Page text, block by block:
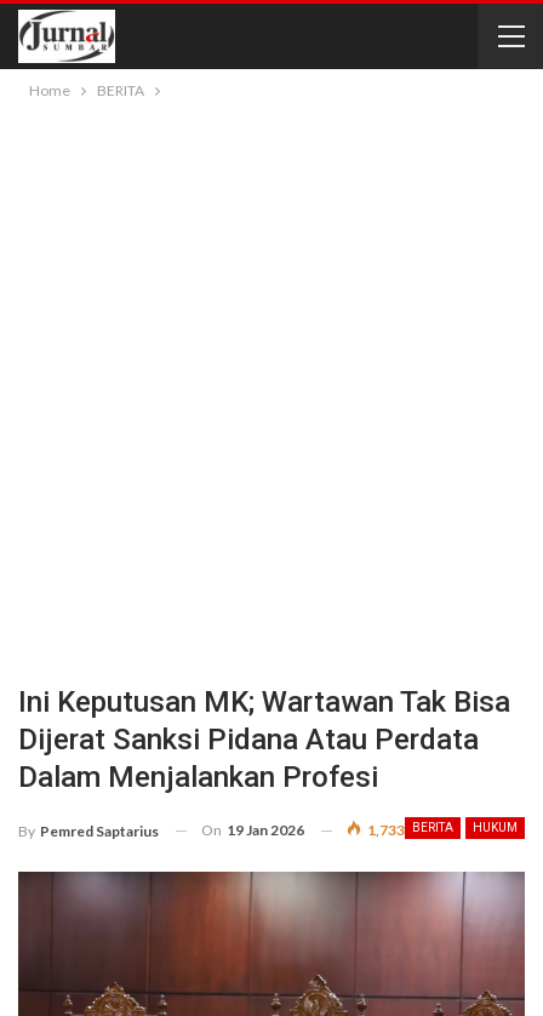
Home BERITA
Ini Keputusan MK; Wartawan Tak Bisa
Dijerat Sanksi Pidana Atau Perdata
Dalam Menjalankan Profesi
BERITA HUKUM
By Pemred Saptarius On 19 Jan 2026 1,733